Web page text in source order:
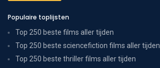
Populaire toplijsten
Top 250 beste films aller tijden
Top 250 beste sciencefiction films aller tijden
Top 250 beste thriller films aller tijden